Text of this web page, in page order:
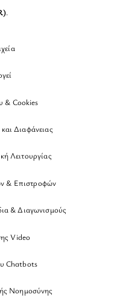
.
& Cookies
Διαφάνειας
Λειτουργίας
& Επιστροφών
& Διαγωνισμούς
Video
Chatbots
Νοημοσύνης